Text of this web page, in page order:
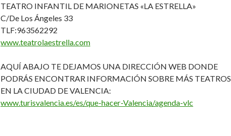
TEATRO INFANTIL DE MARIONETAS «LA ESTRELLA»
C/De Los Ángeles 33
TLF:963562292
www.teatrolaestrella.com
AQUÍ ABAJO TE DEJAMOS UNA DIRECCIÓN WEB DONDE
PODRÁS ENCONTRAR INFORMACIÓN SOBRE MÁS TEATROS
EN LA CIUDAD DE VALENCIA:
www.turisvalencia.es/es/que-hacer-Valencia/agenda-vlc